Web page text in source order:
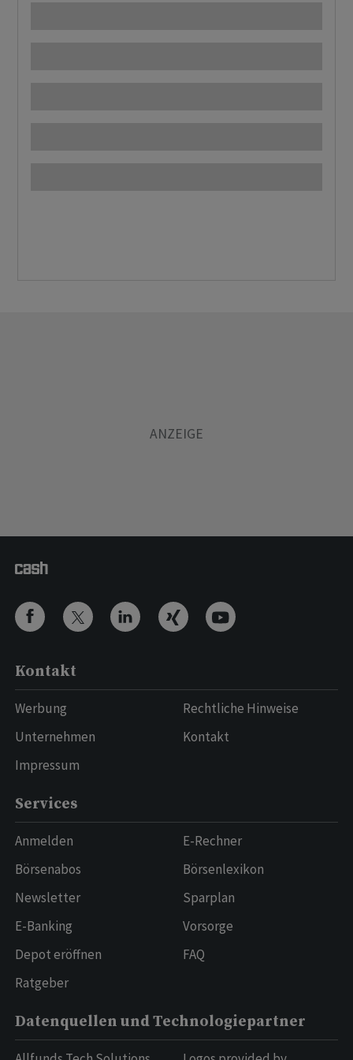
Kontakt
Werbung
Unternehmen
Impressum
Rechtliche Hinweise
Kontakt
Services
Anmelden
Börsenabos
Newsletter
E-Banking
Depot eröffnen
Ratgeber
E-Rechner
Börsenlexikon
Sparplan
Vorsorge
FAQ
Datenquellen und Technologiepartner